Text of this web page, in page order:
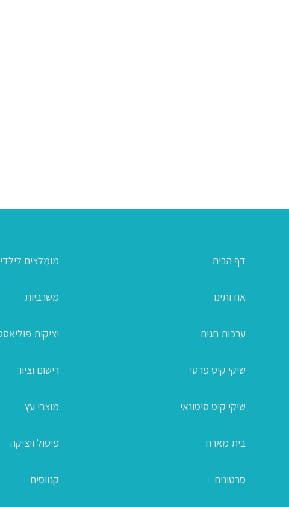
דף הבית
אודותינו
ערכות חגים
שיקי קיט פרטי
שיקי קיט סיטונאי
בית מארח
סרטונים
מומלצים
משרביות
יציקות
רישום וציור
מוצרי עץ
פיסול ויציקה
קנווסים